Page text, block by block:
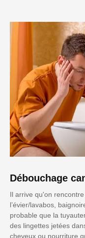
Débouchage
Il arrive qu'on
l’évier/lavabos,
probable que la
des lingettes jetées
cheveux ou nourriture